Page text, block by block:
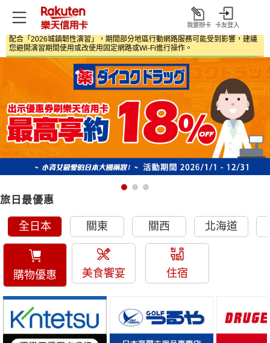
打
開
我要辦卡 卡友登入
配合「2026城鎮韌性演習」，期間部分地區行動網路服務可能受到影響，建議
您避開演習期間使用或改使用固定網路或Wi‑Fi進行操作。
首頁 日本旅遊優惠
旅日最優惠
全日本 關東 關西 北海道
購物優惠 美食饗宴 住宿